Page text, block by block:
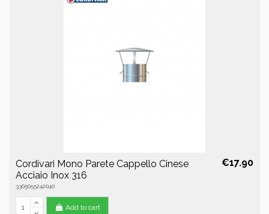
Cordivari Mono Parete Cappello Cinese
Acciaio Inox 316
3305055242040
€17.90
Add to cart